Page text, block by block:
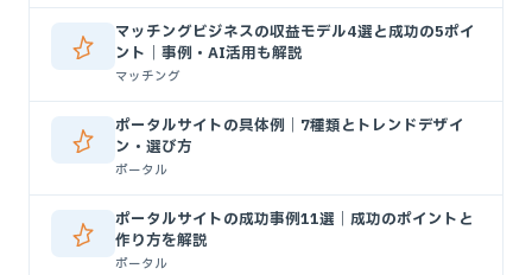
マッチングビジネスの収益モデル4選と成功の5ポイ
ント｜事例・AI活用も解説
マッチング
ポータルサイトの具体例｜7種類とトレンドデザイ
ン・選び方
ポータル
ポータルサイトの成功事例11選｜成功のポイントと
作り方を解説
ポータル